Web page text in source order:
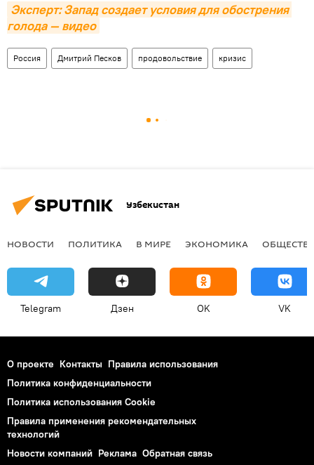
Эксперт: Запад создает условия для обострения
голода — видео
Россия Дмитрий Песков продовольствие кризис
Узбекистан
НОВОСТИ ПОЛИТИКА В МИРЕ ЭКОНОМИКА
Telegram Дзен OK VK
О проекте Контакты Правила использования
Политика конфиденциальности
Политика использования Cookie
Правила применения рекомендательных
технологий
Новости компаний Реклама Обратная связь